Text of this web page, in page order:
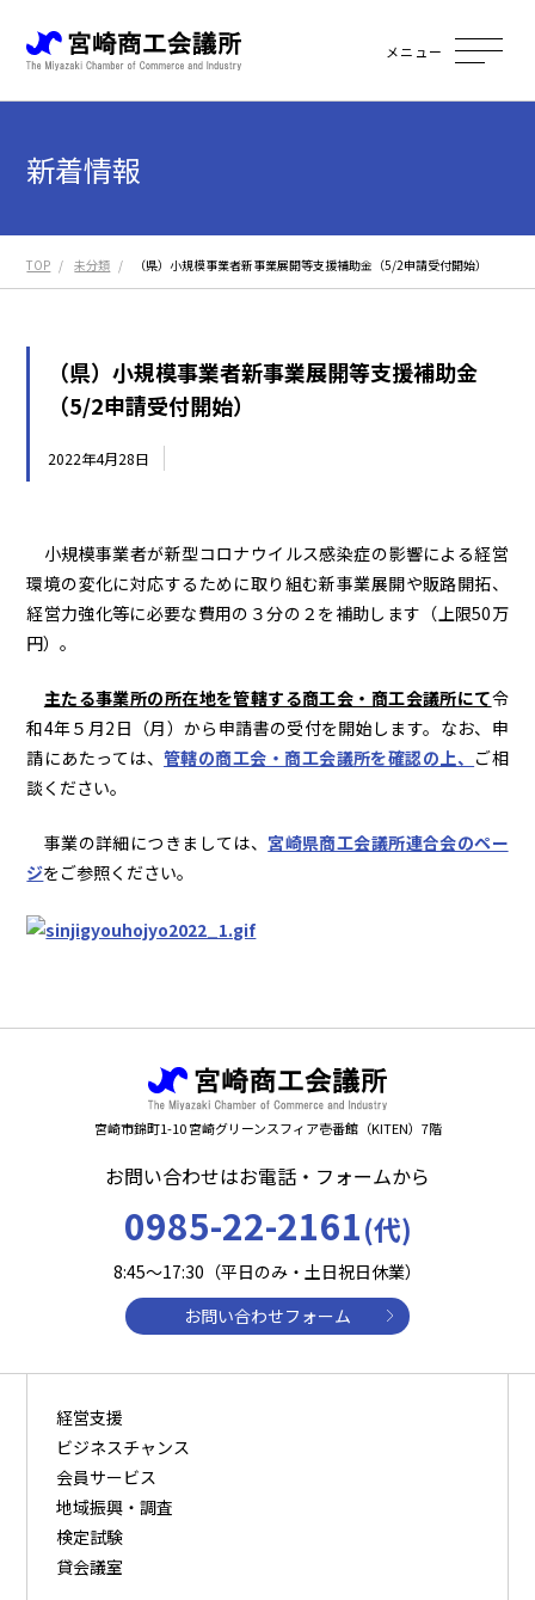
メニュー
新着情報
TOP 未分類 （県）小規模事業者新事業展開等支援補助金（5/2申請受付開始）
（県）小規模事業者新事業展開等支援補助金
（5/2申請受付開始）
2022年4月28日
小規模事業者が新型コロナウイルス感染症の影響による経営
環境の変化に対応するために取り組む新事業展開や販路開拓、
経営力強化等に必要な費用の３分の２を補助します（上限50万
円）。
主たる事業所の所在地を管轄する商工会・商工会議所にて令
和4年５月2日（月）から申請書の受付を開始します。なお、申
請にあたっては、管轄の商工会・商工会議所を確認の上、 ご相
談ください。
事業の詳細につきましては、 宮崎県商工会議所連合会のペー
ジをご参照ください。
宮崎市錦町1-10 宮崎グリーンスフィア壱番館（KITEN）7階
お問い合わせはお電話・フォームから
0985-22-2161(代)
8:45～17:30（平日のみ・土日祝日休業）
お問い合わせフォーム
経営支援
ビジネスチャンス
会員サービス
地域振興・調査
検定試験
貸会議室